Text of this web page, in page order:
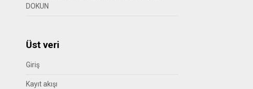
DOKUN
Üst veri
Giriş
Kayıt akışı